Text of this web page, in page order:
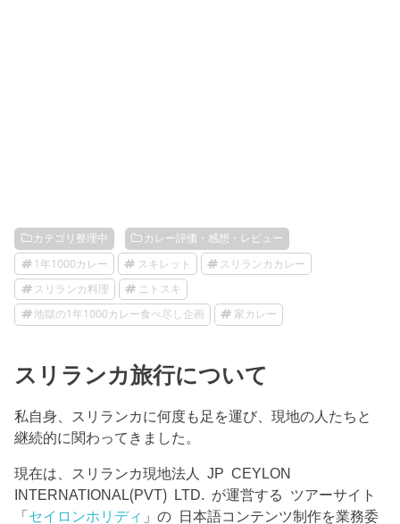
カテゴリ整理中
カレー評価・感想・レビュー
1年1000カレー
スキレット
スリランカカレー
スリランカ料理
ニトスキ
地獄の1年1000カレー食べ尽し企画
家カレー
スリランカ旅行について
私自身、スリランカに何度も足を運び、現地の人たちと
継続的に関わってきました。
現在は、スリランカ現地法人 JP CEYLON
INTERNATIONAL(PVT) LTD. が運営する ツアーサイト
「セイロンホリディ 」の 日本語コンテンツ制作を業務委